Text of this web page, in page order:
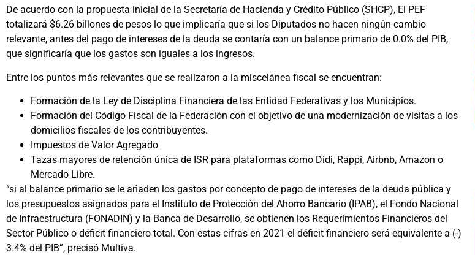
De acuerdo con la propuesta inicial de la Secretaría de Hacienda y Crédito Público (SHCP), El PEF
totalizará $6.26 billones de pesos l o que implicaría que si los Diputados no hacen ningún cambio
relevante, antes del pago de intereses de la deuda se contaría con un balance primario de 0.0% del PIB,
que significaría que los gastos son iguales a los ingresos.
Entre los puntos más relevantes que se realizaron a la miscelánea fiscal se encuentran:
Formación de la Ley de Disciplina Financiera de las Entidad Federativas y los Municipios.
Formación del Código Fiscal de la Federación con el objetivo de una modernización de visitas a los
domicilios fiscales de los contribuyentes.
Impuestos de Valor Agregado
Tazas mayores de retención única de ISR para plataformas como Didi, Rappi, Airbnb, Amazon o
Mercado Libre.
“si al balance primario se le añaden los gastos por concepto de pago de intereses de la deuda pública y
los presupuestos asignados para el Instituto de Protección del Ahorro Bancario (IPAB), el Fondo Nacional
de Infraestructura (FONADIN) y la Banca de Desarrollo, se obtienen los Requerimientos Financieros del
Sector Público o déficit financiero total. Con estas cifras en 2021 el déficit financiero será equivalente a (-)
3.4% del PIB”, precisó Multiva.